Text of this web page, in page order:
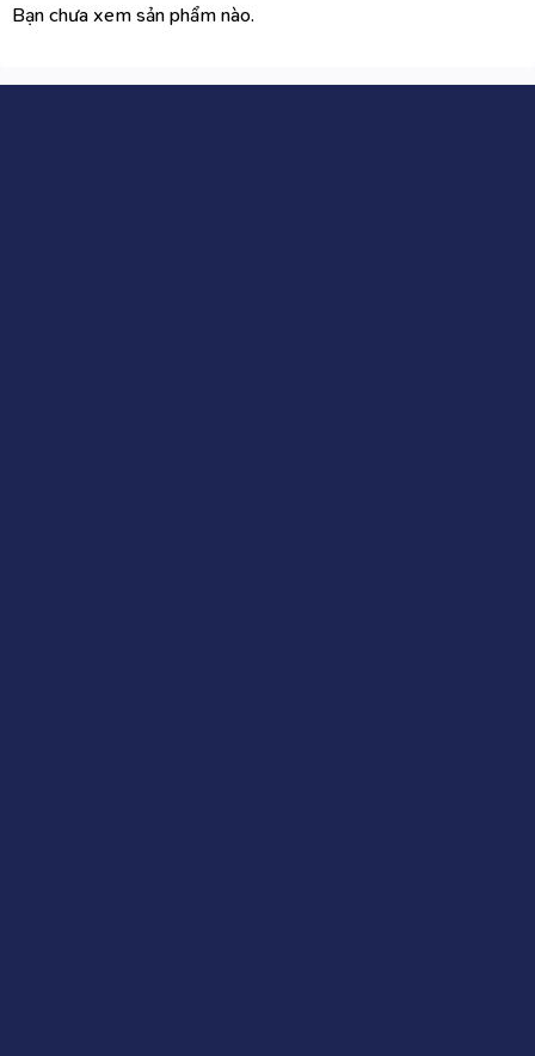
Bạn chưa xem sản phẩm nào.